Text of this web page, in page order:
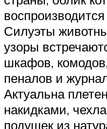
Силуэты
узоры
шкафов,
пеналов и
Актуальна
накидками,
подушек из